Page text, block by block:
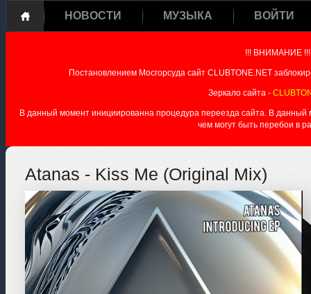
НОВОСТИ МУЗЫКА ВОЙТИ
!!! ВНИМАНИЕ !!!
Постановлением Мосгорсуда сайт CLUBTONE.NET
Зеркало сайта -
В данный момент инициированна процедура переезда сайта. В данный
чем могут быть перебои в
Atanas - Kiss Me (Original Mix)